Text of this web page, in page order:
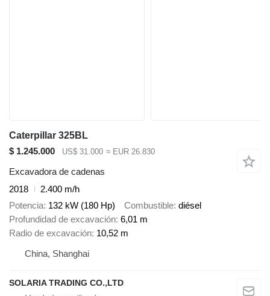
Caterpillar 325BL
$ 1.245.000
US$ 31.000 ≈ EUR 26.830
Excavadora de cadenas
2018
2.400 m/h
Potencia 132 kW (180 Hp) Combustible diésel
Profundidad de excavación 6,01 m
Radio de excavación 10,52 m
China, Shanghai
SOLARIA TRADING CO.,LTD